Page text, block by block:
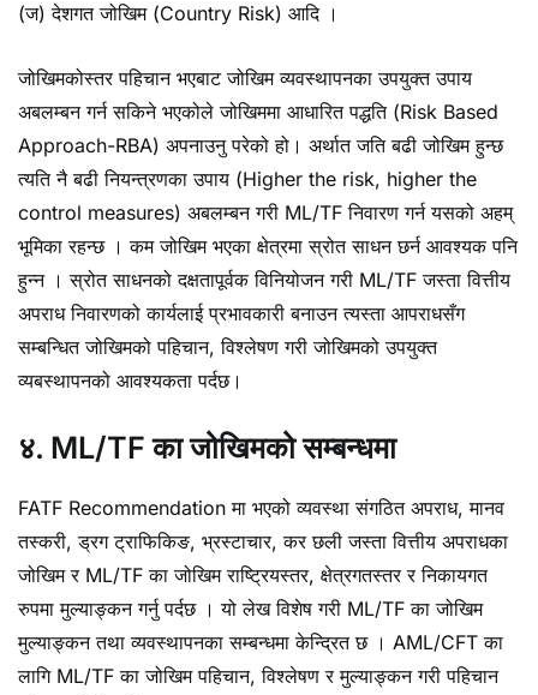
(ज) देशगत जोखिम (Country Risk) आदि ।
जोखिमकोस्तर पहिचान भएबाट जोखिम व्यवस्थापनका उपयुक्त उपाय
अबलम्बन गर्न सकिने भएकोले जोखिममा आधारित पद्धति (Risk Based
Approach-RBA) अपनाउनु परेको हो। अर्थात जति बढी जोखिम हुन्छ
त्यति नै बढी नियन्त्रणका उपाय (Higher the risk, higher the
control measures) अबलम्बन गरी ML/TF निवारण गर्न यसको अहम्
भूमिका रहन्छ । कम जोखिम भएका क्षेत्रमा स्रोत साधन छर्न आवश्यक पनि
हुन्न । स्रोत साधनको दक्षतापूर्वक विनियोजन गरी ML/TF जस्ता वित्तीय
अपराध निवारणको कार्यलाई प्रभावकारी बनाउन त्यस्ता आपराधसँग
सम्बन्धित जोखिमको पहिचान, विश्लेषण गरी जोखिमको उपयुक्त
व्यबस्थापनको आवश्यकता पर्दछ।
४. ML/TF का जोखिमको सम्बन्धमा
FATF Recommendation मा भएको व्यवस्था संगठित अपराध, मानव
तस्करी, ड्रग ट्राफिकिङ, भ्रस्टाचार, कर छली जस्ता वित्तीय अपराधका
जोखिम र ML/TF का जोखिम राष्ट्रियस्तर, क्षेत्रगतस्तर र निकायगत
रुपमा मुल्याङ्कन गर्नु पर्दछ । यो लेख विशेष गरी ML/TF का जोखिम
मुल्याङ्कन तथा व्यवस्थापनका सम्बन्धमा केन्द्रित छ । AML/CFT का
लागि ML/TF का जोखिम पहिचान, विश्लेषण र मुल्याङ्कन गरी पहिचान